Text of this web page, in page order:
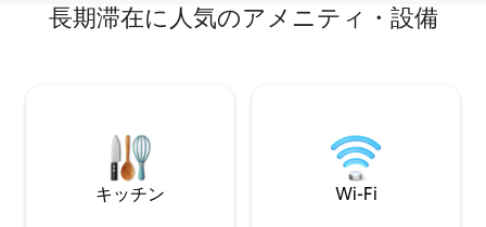
長期滞在に人気のアメニティ・設備
キッチン Wi-Fi